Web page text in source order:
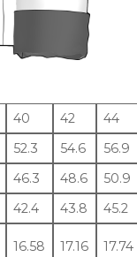
40 42
44
52.3 54.6
56.9
46.3 48.6
50.9
42.4 43.8
45.2
16.58 17.16 17.74